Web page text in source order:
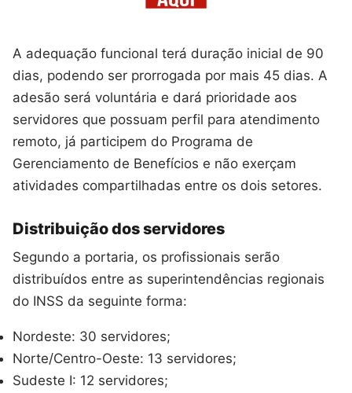
A adequação funcional terá duração inicial de 90
dias, podendo ser prorrogada por mais 45 dias. A
adesão será voluntária e dará prioridade aos
servidores que possuam perfil para atendimento
remoto, já participem do Programa de
Gerenciamento de Benefícios e não exerçam
atividades compartilhadas entre os dois setores.
Distribuição dos servidores
Segundo a portaria, os profissionais serão
distribuídos entre as superintendências regionais
do INSS da seguinte forma:
Nordeste: 30 servidores;
Norte/Centro-Oeste: 13 servidores;
Sudeste I: 12 servidores;